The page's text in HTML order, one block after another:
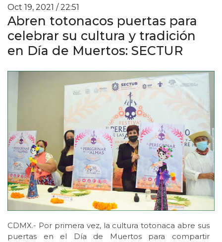
Oct 19, 2021 / 22:51
Abren totonacos puertas para
celebrar su cultura y tradición
en Día de Muertos: SECTUR
CDMX.- Por primera vez, la cultura totonaca abre sus
puertas en el Día de Muertos para compartir